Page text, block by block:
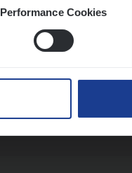
Performance Cookies